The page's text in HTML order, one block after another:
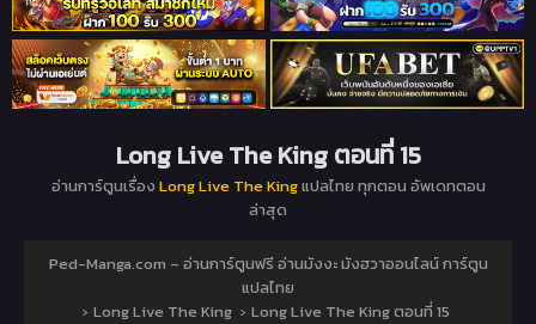
Long Live The King ตอนที่ 15
อ่านการ์ตูนเรื่อง Long Live The Kingแปลไทย ทุกตอน อัพเดทตอน
ล่าสุด
Ped-Manga.com – อ่านการ์ตูนฟรี อ่านมังงะ มังฮวาออนไลน์ การ์ตูน
แปลไทย
› Long Live The King › Long Live The King ตอนที่ 15